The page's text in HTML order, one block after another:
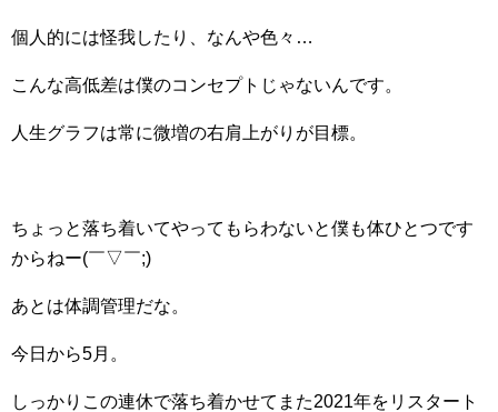
個人的には怪我したり、なんや色々…
こんな高低差は僕のコンセプトじゃないんです。
人生グラフは常に微増の右肩上がりが目標。
ちょっと落ち着いてやってもらわないと僕も体ひとつです
からねー(￣▽￣;)
あとは体調管理だな。
今日から5月。
しっかりこの連休で落ち着かせてまた2021年をリスタート